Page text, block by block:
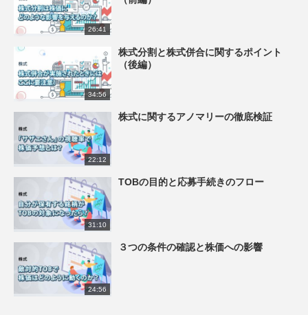
26:41
34:56
株式分割と株式併合に関するポイント
（後編）
22:12
株式に関するアノマリーの徹底検証
31:10
TOBの目的と応募手続きのフロー
24:56
３つの条件の確認と株価への影響